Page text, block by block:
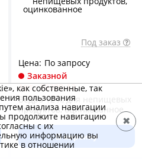
Под заказ
Цена: По запросу
Заказной
Арт.: 39300-12
Ведро 12 л, для непищевых
продуктов, оцинкованное
В корзину
как собственные, так
пользования
анализа навигации
продолжите навигацию
с их
информацию вы
в отношении
✖